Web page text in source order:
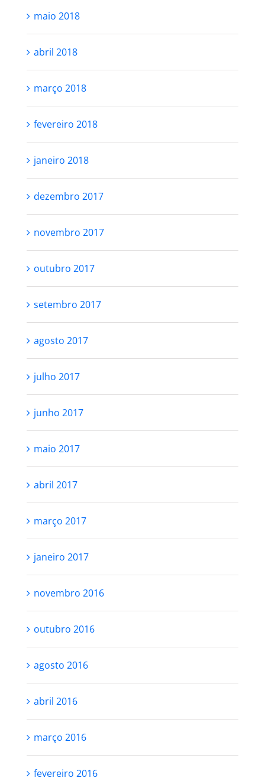
maio 2018
abril 2018
março 2018
fevereiro 2018
janeiro 2018
dezembro 2017
novembro 2017
outubro 2017
setembro 2017
agosto 2017
julho 2017
junho 2017
maio 2017
abril 2017
março 2017
janeiro 2017
novembro 2016
outubro 2016
agosto 2016
abril 2016
março 2016
fevereiro 2016